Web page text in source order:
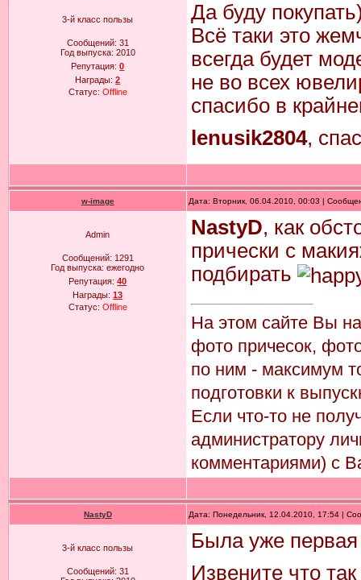
3-й класс пользы
Сообщений: 31
Год выпуска: 2010
Репутация:0
Награды:2
Статус: Offline
Да буду
Всё таки это
всегда будет
не во всех
спасибо в
lenusik2804,
w-image Дата: Вторник, 06.04.2010, 00:03 |
Admin
Сообщений: 1291
Год выпуска:ежегодно
Репутация:40
Награды:13
Статус: Offline
NastyD, как
прически с
подбирать
На этом сайте Вы
фото причесок,
по ним - максимум
подготовки к
Если что-то не
администратору
комментариями) с
NastyD Дата: Понедельник, 12.04.2010, 17:54 |
3-й класс пользы
Сообщений: 31
Была уже
Извените что